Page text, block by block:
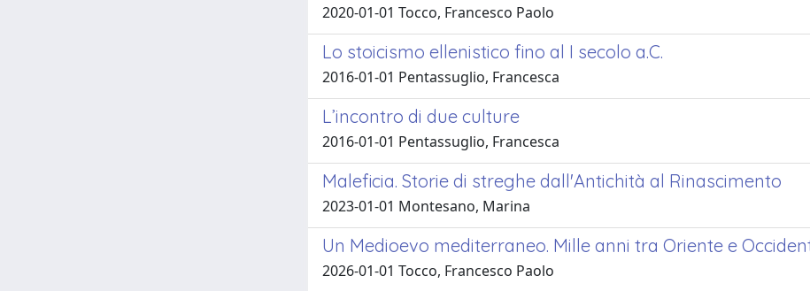
2020-01-01 Tocco, Francesco Paolo
Lo stoicismo ellenistico fino al I secolo a.C.
2016-01-01 Pentassuglio, Francesca
L’incontro di due culture
2016-01-01 Pentassuglio, Francesca
Maleficia. Storie di streghe dall'Antichità al Rinascimento
2023-01-01 Montesano, Marina
Un Medioevo mediterraneo. Mille anni tra Oriente e
2026-01-01 Tocco, Francesco Paolo